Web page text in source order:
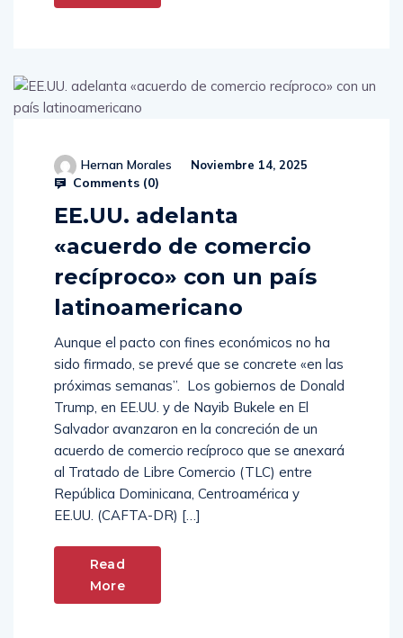
Hernan Morales Noviembre 14, 2025
Comments (0)
EE.UU. adelanta
«acuerdo de comercio
recíproco» con un país
latinoamericano
Aunque el pacto con fines económicos no ha
sido firmado, se prevé que se concrete «en las
próximas semanas”. Los gobiernos de Donald
Trump, en EE.UU. y de Nayib Bukele en El
Salvador avanzaron en la concreción de un
acuerdo de comercio recíproco que se anexará
al Tratado de Libre Comercio (TLC) entre
República Dominicana, Centroamérica y
EE.UU. (CAFTA-DR) […]
Read
More